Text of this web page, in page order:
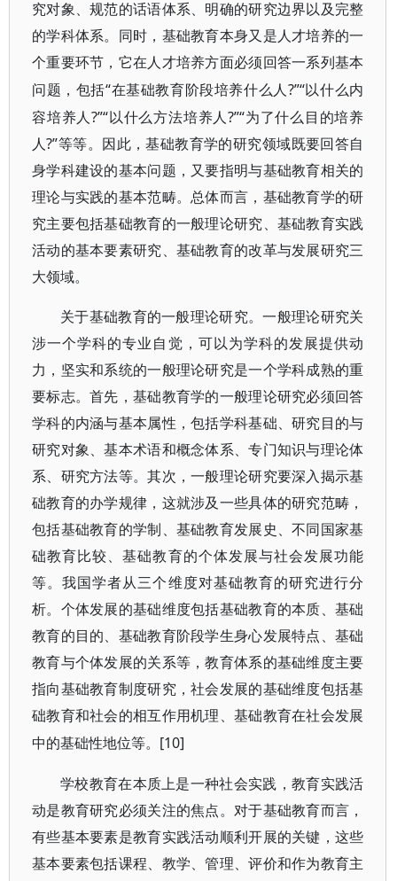
究对象、规范的话语体系、明确的研究边界以及完整
的学科体系。同时，基础教育本身又是人才培养的一
个重要环节，它在人才培养方面必须回答一系列基本
问题，包括“在基础教育阶段培养什么人?”“以什么内
容培养人?”“以什么方法培养人?”“为了什么目的培养
人?”等等。因此，基础教育学的研究领域既要回答自
身学科建设的基本问题，又要指明与基础教育相关的
理论与实践的基本范畴。总体而言，基础教育学的研
究主要包括基础教育的一般理论研究、基础教育实践
活动的基本要素研究、基础教育的改革与发展研究三
大领域。
关于基础教育的一般理论研究。一般理论研究关
涉一个学科的专业自觉，可以为学科的发展提供动
力，坚实和系统的一般理论研究是一个学科成熟的重
要标志。首先，基础教育学的一般理论研究必须回答
学科的内涵与基本属性，包括学科基础、研究目的与
研究对象、基本术语和概念体系、专门知识与理论体
系、研究方法等。其次，一般理论研究要深入揭示基
础教育的办学规律，这就涉及一些具体的研究范畴，
包括基础教育的学制、基础教育发展史、不同国家基
础教育比较、基础教育的个体发展与社会发展功能
等。我国学者从三个维度对基础教育的研究进行分
析。个体发展的基础维度包括基础教育的本质、基础
教育的目的、基础教育阶段学生身心发展特点、基础
教育与个体发展的关系等，教育体系的基础维度主要
指向基础教育制度研究，社会发展的基础维度包括基
础教育和社会的相互作用机理、基础教育在社会发展
中的基础性地位等。 [10]
学校教育在本质上是一种社会实践，教育实践活
动是教育研究必须关注的焦点。对于基础教育而言，
有些基本要素是教育实践活动顺利开展的关键，这些
基本要素包括课程、教学、管理、评价和作为教育主